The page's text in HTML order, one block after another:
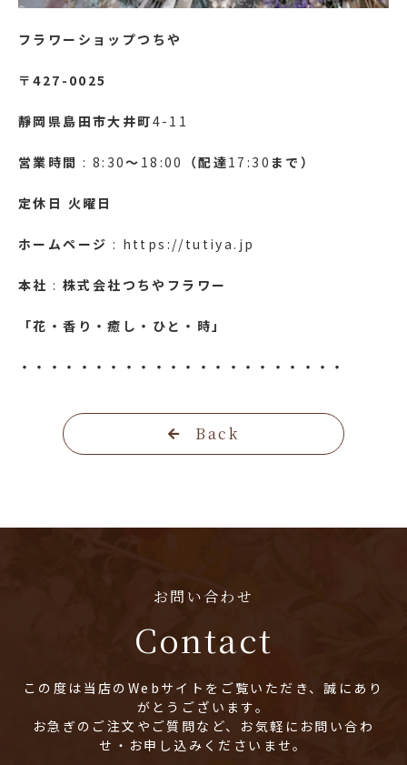
フラワーショップつちや
〒427-0025
靜岡県島田市大井町4-11
営業時間 : 8:30～ 18:00 （配達17:30 まで）
定休日 火曜日
ホームページ : https://tutiya.jp
本社 :株式会社つちやフラワー
「花・香り・癒し・ひと・時」
・・・・・・・・・・・・・・・・・・・・・・
Back
お問い合わせ
Contact
この度は当店のWebサイトをご覧いただき、誠にあり
がとうございます。
お急ぎのご注文やご質問など、お気軽にお問い合わ
せ・お申し込みくださいませ。